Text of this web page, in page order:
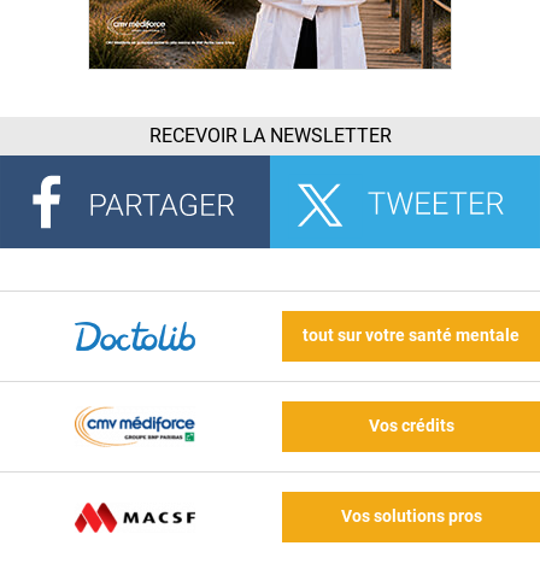
RECEVOIR LA NEWSLETTER
tout sur votre santé mentale
Vos crédits
Vos solutions pros